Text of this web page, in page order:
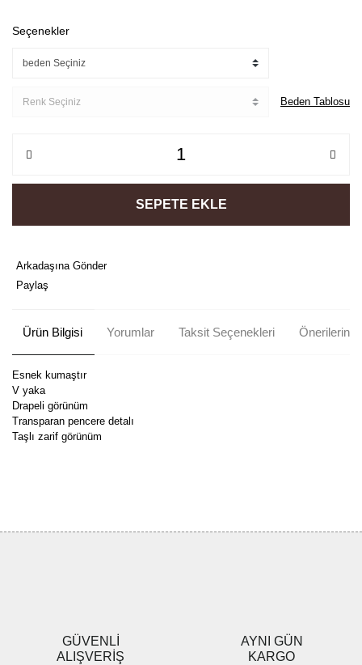
Seçenekler
Beden Tablosu
SEPETE EKLE
Arkadaşına Gönder
Paylaş
Ürün Bilgisi Yorumlar Taksit Seçenekleri Önerileriniz
Esnek kumaştır
V yaka
Drapeli görünüm
Transparan pencere detalı
Taşlı zarif görünüm
Ürün fiyatı diğer sitelerden daha pahalı.
Bu ürüne benzer farklı alternatifler olmalı.
GÜVENLİ
ALIŞVERİŞ
AYNI GÜN
KARGO